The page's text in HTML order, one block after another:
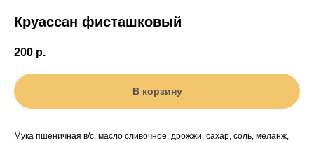
Круассан фисташковый
200 р.
В корзину
Мука пшеничная в/с, масло сливочное, дрожжи, сахар, соль, меланж,